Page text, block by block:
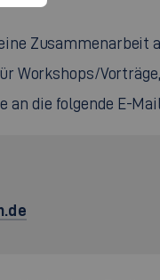
Zusammenarbeit
Workshops/Vorträge,
an die folgende E-